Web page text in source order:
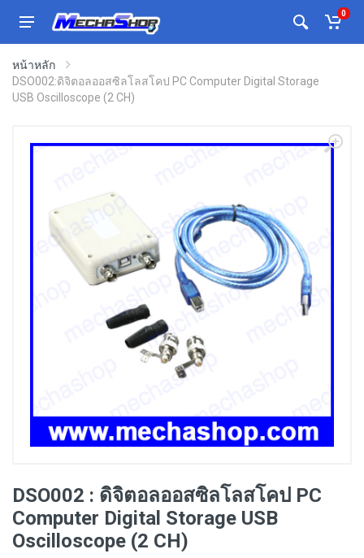
0
หน้าหลัก
DSO002:ดิจิตอลออสซิลโลสโคป PC Computer Digital Storage
USB Oscilloscope (2 CH)
DSO002 : ดิจิตอลออสซิลโลสโคป PC
Computer Digital Storage USB
Oscilloscope (2 CH)